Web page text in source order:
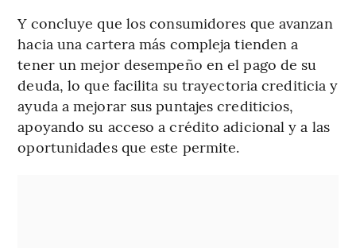
Y concluye que los consumidores que avanzan
hacia una cartera más compleja tienden a
tener un mejor desempeño en el pago de su
deuda, lo que facilita su trayectoria crediticia y
ayuda a mejorar sus puntajes crediticios,
apoyando su acceso a crédito adicional y a las
oportunidades que este permite.